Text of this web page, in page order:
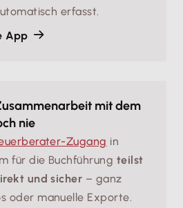
erfasst.
App
mit dem
nie
Zugang in
für die Buchführung teilst
und sicher – ganz
oder manuelle Exporte.